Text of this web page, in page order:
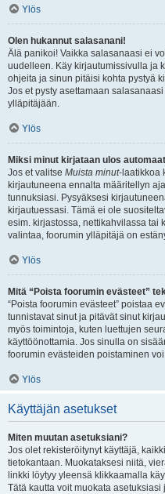
Ylös
Olen hukannut salasanani!
Älä panikoi! Vaikka salasanaasi ei
uudelleen. Käy kirjautumissivulla ja
ohjeita ja sinun pitäisi kohta pystyä
Jos et pysty asettamaan
ylläpitäjään.
Ylös
Miksi minut kirjataan ulos
Jos et valitse Muista minut-laatikkoa
kirjautuneena ennalta määritellyn
tunnuksiasi. Pysyäksesi
kirjautuessasi. Tämä ei ole
esim. kirjastossa, nettikahvilassa tai
valintaa, foorumin ylläpitäjä on
Ylös
Mitä “Poista foorumin evästeet”
“Poista foorumin evästeet” poistaa
tunnistavat sinut ja pitävät sinut
myös toimintoja, kuten luettujen
käyttöönottamia. Jos sinulla on
foorumin evästeiden poistaminen
Ylös
Käyttäjän asetukset
Miten muutan asetuksiani?
Jos olet rekisteröitynyt käyttäjä,
tietokantaan. Muokataksesi niitä,
linkki löytyy yleensä klikkaamalla
Tätä kautta voit muokata asetuksiasi